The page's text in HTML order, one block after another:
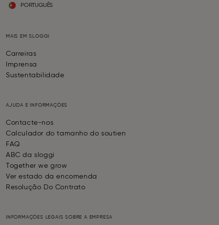
PORTUGUÊS
MAIS EM SLOGGI
Carreiras
Imprensa
Sustentabilidade
AJUDA E INFORMAÇÕES
Contacte-nos
Calculador do tamanho do soutien
FAQ
ABC da sloggi
Together we grow
Ver estado da encomenda
Resolução Do Contrato
INFORMAÇÕES LEGAIS SOBRE A EMPRESA